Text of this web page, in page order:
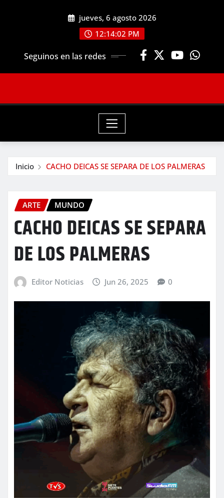
jueves, 6 agosto 2026
12:14:04 PM
Seguinos en las redes
Inicio CACHO DEICAS SE SEPARA DE LOS PALMERAS
ARTE MUNDO
CACHO DEICAS SE SEPARA
DE LOS PALMERAS
Editor Noticias Jun 26, 2025 0